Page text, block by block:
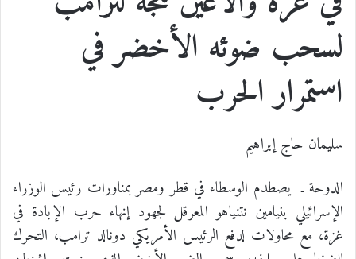
و
ك
ك
د
إ
m
b
ت
ي
ت
d
d
سلسحب ضوئه الأخضر في
استمرار الحرب
سليمان حاج إبراهيم
الدوحة ـ يصطدم الوسطاء في قطر ومصر بمناورات رئيس الوزراء
الإسرائيلي بنيامين نتنياهو المعرقل لجهود إنهاء حرب الإبادة في
غزة، مع محاولات لدفع الرئيس الأمريكي دونالد ترامب، التحرك